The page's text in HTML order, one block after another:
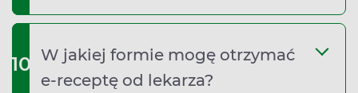
10 W jakiej formie mogę otrzymać
e‑receptę od lekarza?